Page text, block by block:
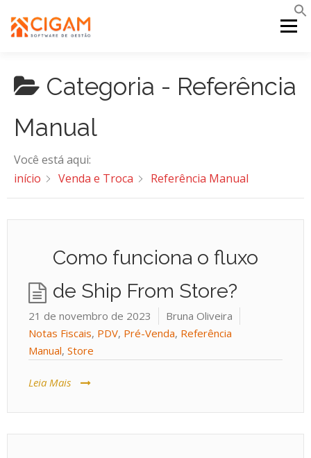
para
Menu
INÍCIO NOVIDADES DA VERSÃO
PORTAL WEB
Categoria - Referência
Manual
Você está aqui:
início
Venda e Troca Referência Manual
Como funciona o fluxo
de Ship From Store?
21 de novembro de 2023
Bruna Oliveira
Notas Fiscais, PDV, Pré-Venda, Referência
Manual, Store
Leia Mais